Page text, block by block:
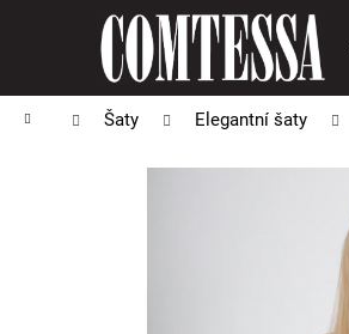
Domů Šaty Elegantní šaty
Zpět
do
obchodu
Zpět
do
obchodu